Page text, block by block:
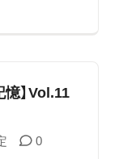
憶】Vol.11
0